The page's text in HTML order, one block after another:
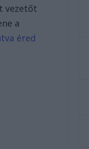
vezetőt
a
éred